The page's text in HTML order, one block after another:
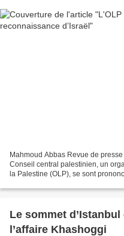
Mahmoud Abbas Revue de
Conseil central palestinien, un
la Palestine (OLP), se sont
Le sommet
l’affaire Khashoggi